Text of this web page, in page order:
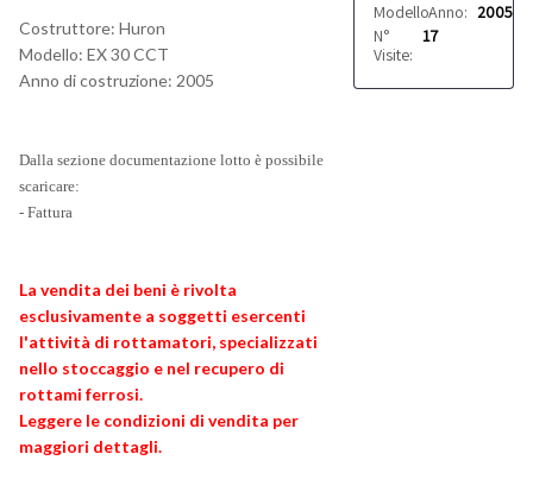
Modello: ex 30 cct
Anno: 2005
N°
Visite:
17
Costruttore: Huron
Modello: EX 30 CCT
Anno di costruzione: 2005
Dalla sezione documentazione lotto è possibile
scaricare:
- Fattura
La vendita dei beni è rivolta
esclusivamente a soggetti esercenti
l'attività di rottamatori, specializzati
nello stoccaggio e nel recupero di
rottami ferrosi.
Leggere le condizioni di vendita per
maggiori dettagli.